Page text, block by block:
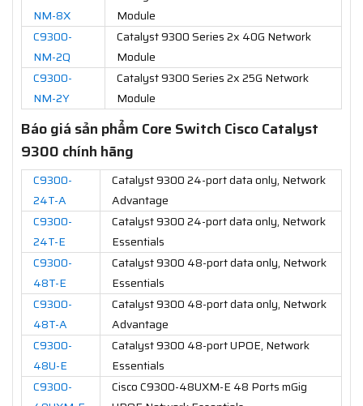
NM-8X
Module
C9300-
NM-2Q
Catalyst 9300 Series 2x 40G Network
Module
C9300-
NM-2Y
Catalyst 9300 Series 2x 25G Network
Module
Báo giá sản phẩm Core Switch Cisco Catalyst
9300 chính hãng
C9300-
24T-A
Catalyst 9300 24-port data only, Network
Advantage
C9300-
24T-E
Catalyst 9300 24-port data only, Network
Essentials
C9300-
48T-E
Catalyst 9300 48-port data only, Network
Essentials
C9300-
48T-A
Catalyst 9300 48-port data only, Network
Advantage
C9300-
48U-E
Catalyst 9300 48-port UPOE, Network
Essentials
C9300-
Cisco C9300-48UXM-E 48 Ports mGig